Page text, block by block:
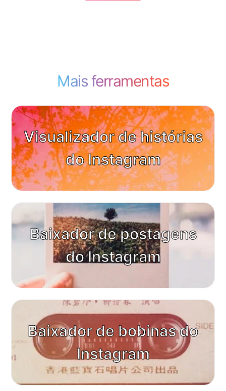
Mais ferramentas
Visualizador de histórias
do Instagram
Baixador de postagens
do Instagram
Baixador de bobinas do
Instagram